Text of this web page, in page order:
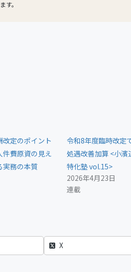
す。
定のポイント
件費原資の見え
実務の本質
令和8年度臨時改定
処遇改善加算 <小濱
特化塾 vol.15>
2026年4月23日
連載
X